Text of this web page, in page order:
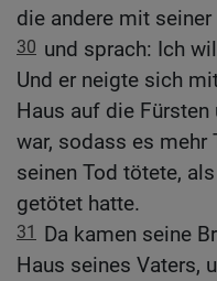
die andere mit
30 und sprach: Ich
Und er neigte sich
Haus auf die
war, sodass es mehr
seinen Tod tötete,
getötet hatte.
31
Da kamen seine
Haus seines Vaters,